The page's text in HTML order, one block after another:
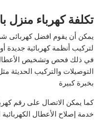
تكلفة كهرباء منزل
يمكن أن يقوم افضل كهربائى
لتركيب أنظمة كهربائية جديدة
في ذلك فحص وتشخيص الأعطال
التوصيلات والتركيب الحديثة
بخبرة كبيرة
كما يمكن الاتصال على رقم
خدمة إصلاح الأعطال الكهربائية